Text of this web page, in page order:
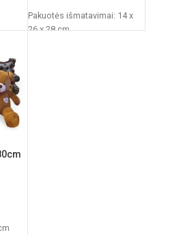
x
Pakuotės išmatavimai: 14 x
26 x 28 cm